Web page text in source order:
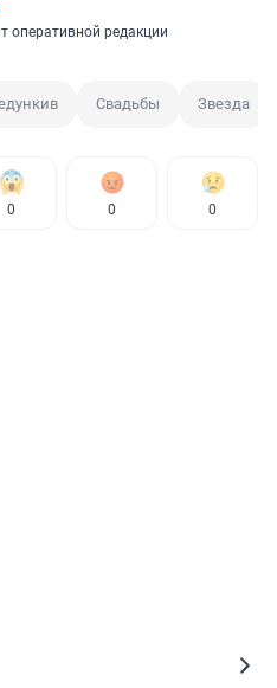
оперативной редакции
Свадьбы Звезда
0 0 0